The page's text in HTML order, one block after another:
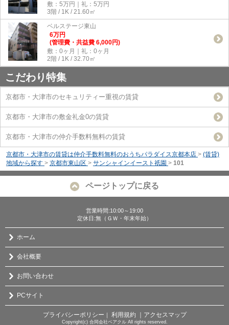
敷：5万円｜礼：5万円
3階 / 1K / 21.60㎡
ベルステージ東山
6万円
(管理費・共益費 6,000円)
敷：0ヶ月｜礼：0ヶ月
2階 / 1K / 32.70㎡
こだわり特集
京都市・大津市のセキュリティー重視の賃貸
京都市・大津市の敷金礼金0の賃貸
京都市・大津市の仲介手数料無料の賃貸
京都市・大津市の賃貸は仲介手数料無料のおうちパラダイス京都本店 > (賃貸)
地域から探す > 京都市東山区 > サンシャインイースト祇園 > 101
ページトップに戻る
営業時間:10:00～19:00
定休日:無（ＧＷ・年末年始）
ホーム
会社概要
お問い合わせ
PCサイト
プライバシーポリシー ｜ 利用規約 ｜アクセスマップ
Copyright(c) 合同会社ベアクル All rights reserved.